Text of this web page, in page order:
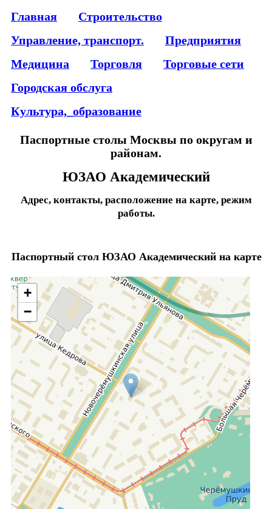
Главная
Строительство
Управление, транспорт.
Предприятия
Медицина
Торговля
Торговые сети
Городская обслуга
Культура,_образование
Паспортные столы Москвы по округам и
районам.
ЮЗАО Академический
Адрес, контакты, расположение на карте, режим
работы.
Паспортный стол ЮЗАО Академический на карте
+
−